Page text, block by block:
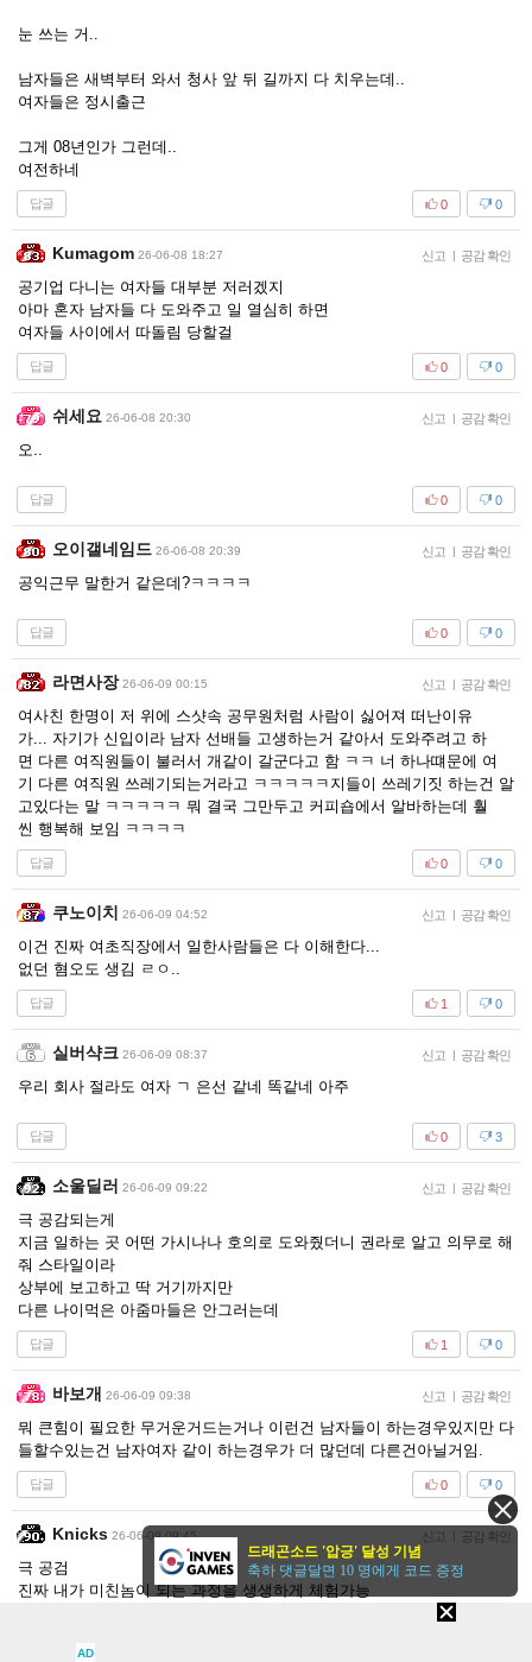
눈 쓰는 거..
남자들은 새벽부터 와서 청사 앞 뒤 길까지 다 치우는데..
여자들은 정시출근
그게 08년인가 그런데..
여전하네
답글 0
0
Kumagom 26-06-08 18:27 신고 공감 확인
공기업 다니는 여자들 대부분 저러겠지
아마 혼자 남자들 다 도와주고 일 열심히 하면
여자들 사이에서 따돌림 당할걸
답글 0
0
쉬세요 26-06-08 20:30 신고 공감 확인
오..
답글 0
0
오이갤네임드 26-06-08 20:39 신고 공감 확인
공익근무 말한거 같은데?ㅋㅋㅋㅋ
답글 0
0
라면사장 26-06-09 00:15 신고 공감 확인
여사친 한명이 저 위에 스샷속 공무원처럼 사람이 싫어져 떠난이유
가... 자기가 신입이라 남자 선배들 고생하는거 같아서 도와주려고 하
면 다른 여직원들이 불러서 개같이 갈군다고 함 ㅋㅋ 너 하나떄문에 여
기 다른 여직원 쓰레기되는거라고 ㅋㅋㅋㅋㅋ지들이 쓰레기짓 하는건 알
고있다는 말 ㅋㅋㅋㅋㅋ 뭐 결국 그만두고 커피숍에서 알바하는데 훨
씬 행복해 보임 ㅋㅋㅋㅋ
답글 0
0
쿠노이치 26-06-09 04:52 신고 공감 확인
이건 진짜 여초직장에서 일한사람들은 다 이해한다...
없던 혐오도 생김 ㄹㅇ..
답글 0
1
실버샥크 26-06-09 08:37 신고 공감 확인
우리 회사 절라도 여자 ㄱ 은선 같네 똑같네 아주
답글 3
0
소울딜러 26-06-09 09:22 신고 공감 확인
극 공감되는게
지금 일하는 곳 어떤 가시나나 호의로 도와줬더니 권라로 알고 의무로 해
줘 스타일이라
상부에 보고하고 딱 거기까지만
다른 나이먹은 아줌마들은 안그러는데
답글 0
1
바보개 26-06-09 09:38 신고 공감 확인
뭐 큰힘이 필요한 무거운거드는거나 이런건 남자들이 하는경우있지만 다
들할수있는건 남자여자 같이 하는경우가 더 많던데 다른건아닐거임.
답글 0
0
Knicks 26-06-09 09:45 신고 공감 확인
극 공검
진짜 내가 미친놈이 되는 과정을 생생하게 체험가능
0
AD
드래곤소드 '압긍' 달성 기념
축하 댓글달면 10 명에게 코드 증정